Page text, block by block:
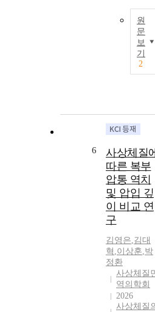
원
문
보
기
2
6
사상체질
따른 복부
압통 역치
및 압입 깊
이 비교 연
구
김영은,김대
혁 ,이상훈,박
정환
사상체질
역의학회
2026
사상체질